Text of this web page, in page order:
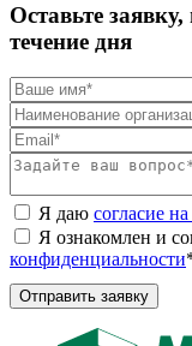
Оставьте
течение дня
Я даю согласие
Я ознакомлен и
конфиденциальности
Отправить заявку